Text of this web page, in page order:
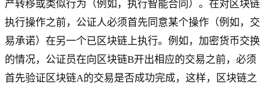
产转移或类似行为（例如，执行智能合同）。在对区块链
执行操作之前，公证人必须首先同意某个操作（例如，交
易承诺）在另一个已区块链上执行。例如，加密货币交换
的情况，公证员在向区块链B开出相应的交易之前，必须
首先验证区块链A的交易是否成功完成，这样，区块链之